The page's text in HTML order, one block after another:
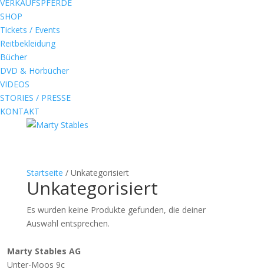
VERKAUFSPFERDE
SHOP
Tickets / Events
Reitbekleidung
Bücher
DVD & Hörbücher
VIDEOS
STORIES / PRESSE
KONTAKT
Startseite / Unkategorisiert
Unkategorisiert
Es wurden keine Produkte gefunden, die deiner
Auswahl entsprechen.
Marty Stables AG
Unter-Moos 9c